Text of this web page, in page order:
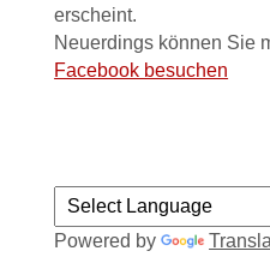
erscheint.
Neuerdings können Sie
Facebook besuchen
Powered by